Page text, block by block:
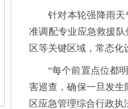
针对本轮强降雨
准调配专业应急救援
区等关键区域，常态
“每个前置点位都
害巡查，确保一旦发
区应急管理综合行政